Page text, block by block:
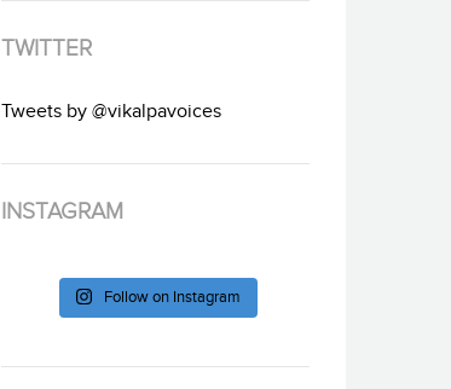
TWITTER
Tweets by @vikalpavoices
INSTAGRAM
Follow on Instagram